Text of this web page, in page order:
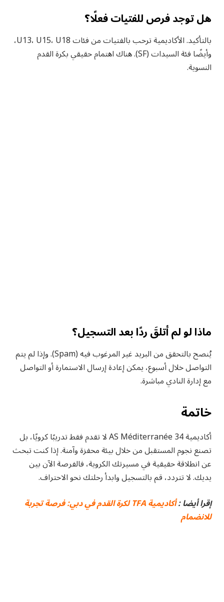
هل توجد فرص للفتيات فعلًا؟
بالتأكيد. الأكاديمية ترحب بالفتيات من فئات U13، U15، U18،
وأيضًا فئة السيدات (SF). هناك اهتمام حقيقي بكرة القدم
النسوية.
ماذا لو لم أتلقَ ردًا بعد التسجيل؟
يُنصح بالتحقق من البريد غير المرغوب فيه (Spam). وإذا لم يتم
التواصل خلال أسبوع، يمكن إعادة إرسال الاستمارة أو التواصل
مع إدارة النادي مباشرة.
خاتمة
أكاديمية AS Méditerranée 34 لا تقدم فقط تدريبًا كرويًا، بل
تصنع نجوم المستقبل من خلال بيئة محفزة وآمنة. إذا كنت تبحث
عن انطلاقة حقيقية في مسيرتك الكروية، فالفرصة الآن بين
يديك. لا تتردد، قم بالتسجيل وابدأ رحلتك نحو الاحتراف.
إقرا أيضا :
أكاديمية TFA لكرة القدم في دبي: فرصة تجربة
للانضمام